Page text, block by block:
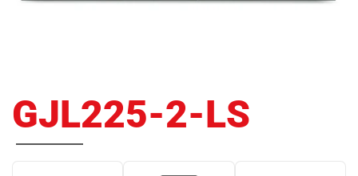
GJL225-2-LS